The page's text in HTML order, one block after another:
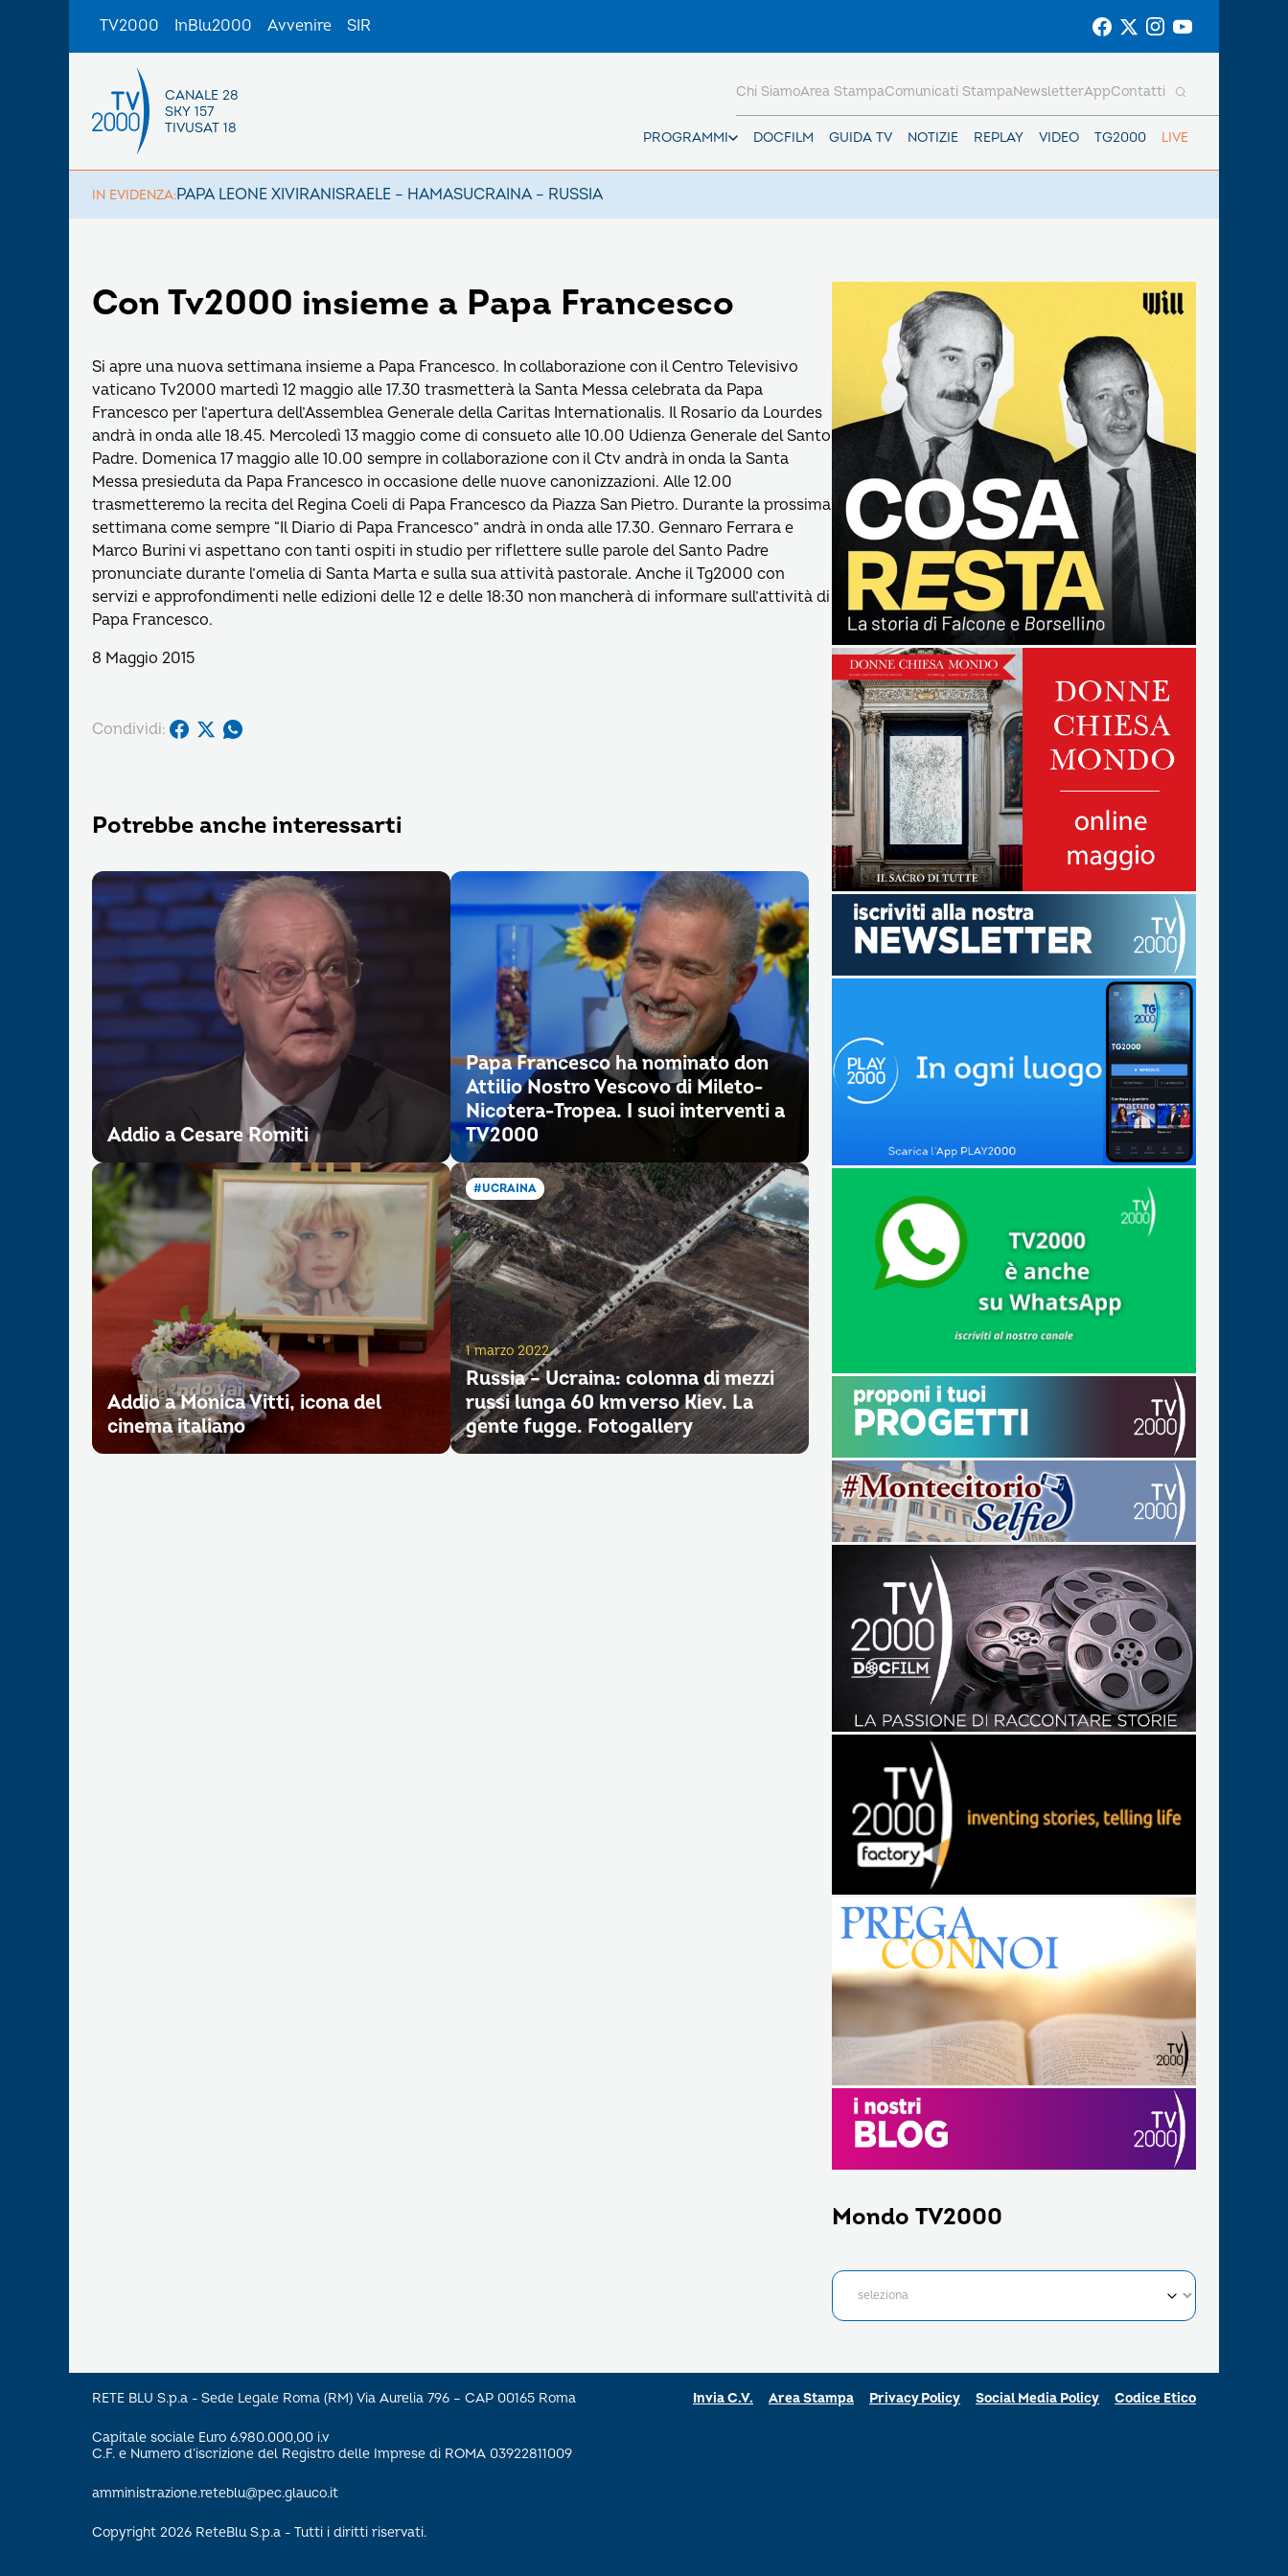
TV2000 InBlu2000 Avvenire SIR
CANALE 28
SKY 157
TIVUSAT 18
PROGRAMMI DOCFILM GUIDA TV NOTIZIE REPLAY VIDEO TG2000 LIVE
Chi SiamoArea StampaComunicati StampaNewsletterAppContatti
IN EVIDENZA:PAPA LEONE XIVIRANISRAELE – HAMASUCRAINA – RUSSIA
Con Tv2000 insieme a Papa Francesco
Si apre una nuova settimana insieme a Papa Francesco. In collaborazione con il Centro Televisivo
vaticano Tv2000 martedì 12 maggio alle 17.30 trasmetterà la Santa Messa celebrata da Papa
Francesco per l’apertura dell’Assemblea Generale della Caritas Internationalis. Il Rosario da Lourdes
andrà in onda alle 18.45. Mercoledì 13 maggio come di consueto alle 10.00 Udienza Generale del Santo
Padre. Domenica 17 maggio alle 10.00 sempre in collaborazione con il Ctv andrà in onda la Santa
Messa presieduta da Papa Francesco in occasione delle nuove canonizzazioni. Alle 12.00
trasmetteremo la recita del Regina Coeli di Papa Francesco da Piazza San Pietro. Durante la prossima
settimana come sempre “Il Diario di Papa Francesco” andrà in onda alle 17.30. Gennaro Ferrara e
Marco Burini vi aspettano con tanti ospiti in studio per riflettere sulle parole del Santo Padre
pronunciate durante l’omelia di Santa Marta e sulla sua attività pastorale. Anche il Tg2000 con
servizi e approfondimenti nelle edizioni delle 12 e delle 18:30 non mancherà di informare sull’attività di
Papa Francesco.
8 Maggio 2015
Condividi:
Potrebbe anche interessarti
Addio a Cesare Romiti
Papa Francesco ha nominato don
Attilio Nostro Vescovo di Mileto-
Nicotera-Tropea. I suoi interventi a
TV2000
Addio a Monica Vitti, icona del
cinema italiano
#UCRAINA
1 marzo 2022
Russia – Ucraina: colonna di mezzi
russi lunga 60 km verso Kiev. La
gente fugge. Fotogallery
Mondo TV2000
RETE BLU S.p.a - Sede Legale Roma (RM) Via Aurelia 796 – CAP 00165 Roma
Capitale sociale Euro 6.980.000,00 i.v
C.F. e Numero d’iscrizione del Registro delle Imprese di ROMA 03922811009
amministrazione.reteblu@pec.glauco.it
Copyright 2026 ReteBlu S.p.a - Tutti i diritti riservati.
Invia C.V. Area Stampa Privacy Policy Social Media Policy Codice Etico